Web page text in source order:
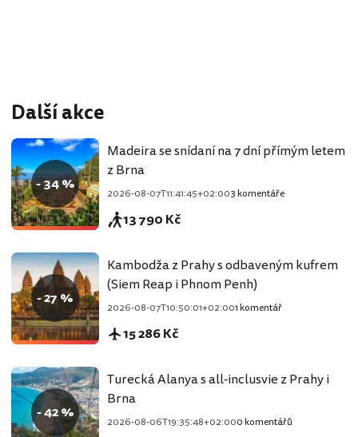
Další akce
- 34 %
Madeira se snídaní na 7 dní přímým letem
z Brna
2026-08-07T11:41:45+02:003 komentáře
13 790 Kč
- 27 %
Kambodža z Prahy s odbaveným kufrem
(Siem Reap i Phnom Penh)
2026-08-07T10:50:01+02:001 komentář
15 286 Kč
- 42 %
Turecká Alanya s all-inclusvie z Prahy i
Brna
2026-08-06T19:35:48+02:000 komentářů